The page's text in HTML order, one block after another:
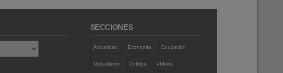
SECCIONES
Actualidad Economía Educación
Mutualismo Política Vídeos